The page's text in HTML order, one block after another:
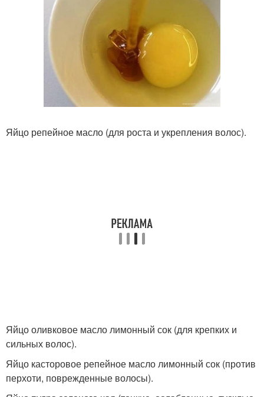
Яйцо репейное масло (для роста и укрепления волос).
Яйцо оливковое масло лимонный сок (для крепких и
сильных волос).
Яйцо касторовое репейное масло лимонный сок (против
перхоти, поврежденные волосы).